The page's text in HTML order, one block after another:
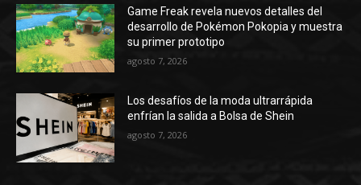
Game Freak revela nuevos detalles del
desarrollo de Pokémon Pokopia y muestra
su primer prototipo
agosto 7, 2026
Los desafíos de la moda ultrarrápida
enfrían la salida a Bolsa de Shein
agosto 7, 2026